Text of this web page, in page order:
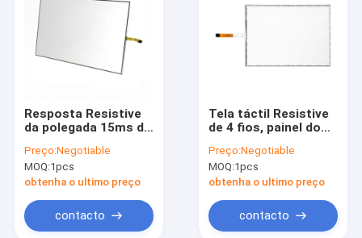
Resposta Resistive
da polegada 15ms do
do fio sensível
Preço:Negotiable
MOQ:1pcs
obtenha o ultimo preço
contacto
Tela táctil Resistive
de 4 fios, painel do
polegadas para o
monitor da posição
Preço:Negotiable
MOQ:1pcs
obtenha o ultimo preço
contacto